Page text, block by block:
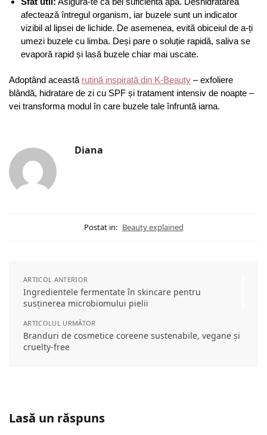
afectează întregul organism, iar buzele sunt un indicator
vizibil al lipsei de lichide. De asemenea, evită obiceiul de a-ți
umezi buzele cu limba. Deși pare o soluție rapidă, saliva se
evaporă rapid și lasă buzele chiar mai uscate.
Adoptând această rutină inspirată din K-Beauty – exfoliere
blândă, hidratare de zi cu SPF și tratament intensiv de noapte –
vei transforma modul în care buzele tale înfruntă iarna.
Diana
Postat in: Beauty explained
ARTICOL ANTERIOR
Ingredientele fermentate în skincare pentru
susținerea microbiomului pielii
ARTICOLUL URMĂTOR
Branduri de cosmetice coreene sustenabile, vegane și
cruelty-free
Lasă un răspuns